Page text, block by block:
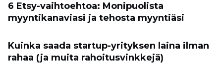
6 Etsy-vaihtoehtoa: Monipuolista
myyntikanaviasi ja tehosta myyntiäsi
Kuinka saada startup-yrityksen laina ilman
rahaa (ja muita rahoitusvinkkejä)